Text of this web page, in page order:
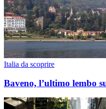
Italia da scoprire
Baveno, l’ultimo lembo